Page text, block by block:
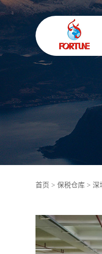
首页 > 保税仓库 > 深